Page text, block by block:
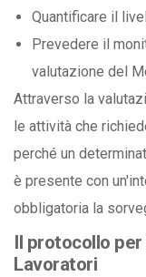
Quantificare il
Prevedere il
valutazione del
Attraverso la
le attività che
perché un
è presente con
obbligatoria la
Il protocollo
Lavoratori